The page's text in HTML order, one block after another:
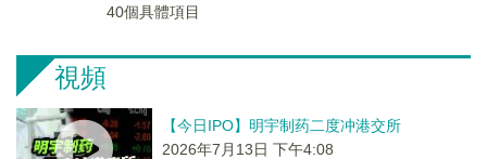
40個具體項目
視頻
【今日IPO】明宇制药二度冲港交所
2026年7月13日 下午4:08